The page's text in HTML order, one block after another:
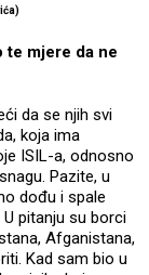
mjere da ne
da se njih svi
koja ima
ISIL-a, odnosno
Pazite, u
dođu i spale
pitanju su borci
Afganistana,
Kad sam bio u